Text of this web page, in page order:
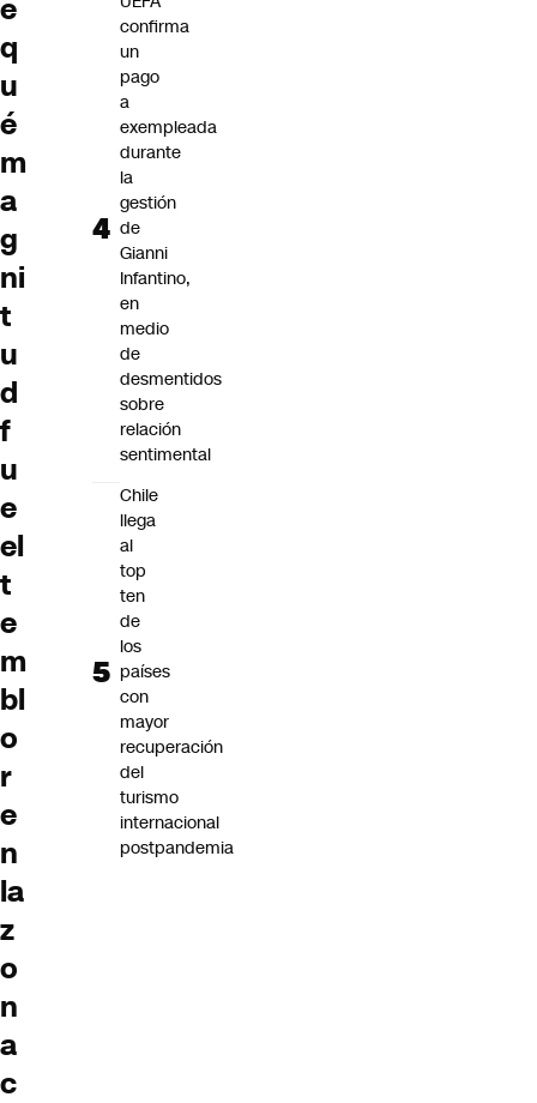
e
q
u
é
m
a
g
ni
t
u
d
f
u
e
el
t
e
m
bl
o
r
e
n
la
z
o
n
a
c
confirma
un
pago
a
exempleada
durante
la
gestión
de
Gianni
Infantino,
en
medio
de
desmentidos
sobre
relación
sentimental
Chile
llega
al
top
ten
de
los
países
con
mayor
recuperación
del
turismo
internacional
postpandemia